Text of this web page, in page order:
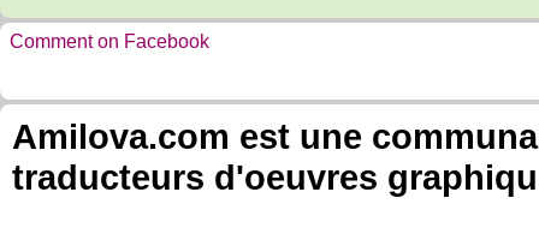
Comment on Facebook
Amilova.com est une
traducteurs d'oeuvres